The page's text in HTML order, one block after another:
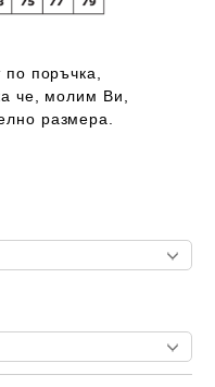
поръчка,
че, молим Ви,
размера.